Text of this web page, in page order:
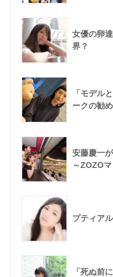
女優の卵
界？
「モデル
ークの勧め
安藤慶一
～ZOZO
プティア
「死ぬ前